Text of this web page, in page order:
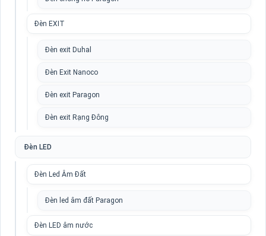
Đèn EXIT
Đèn exit Duhal
Đèn Exit Nanoco
Đèn exit Paragon
Đèn exit Rạng Đông
Đèn LED
Đèn Led Âm Đất
Đèn led âm đất Paragon
Đèn LED âm nước